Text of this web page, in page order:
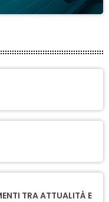
TRA ATTUALITÀ E